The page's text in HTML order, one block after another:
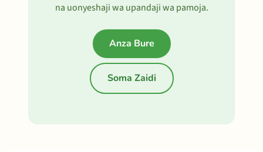
na uonyeshaji wa upandaji wa pamoja.
Anza Bure
Soma Zaidi